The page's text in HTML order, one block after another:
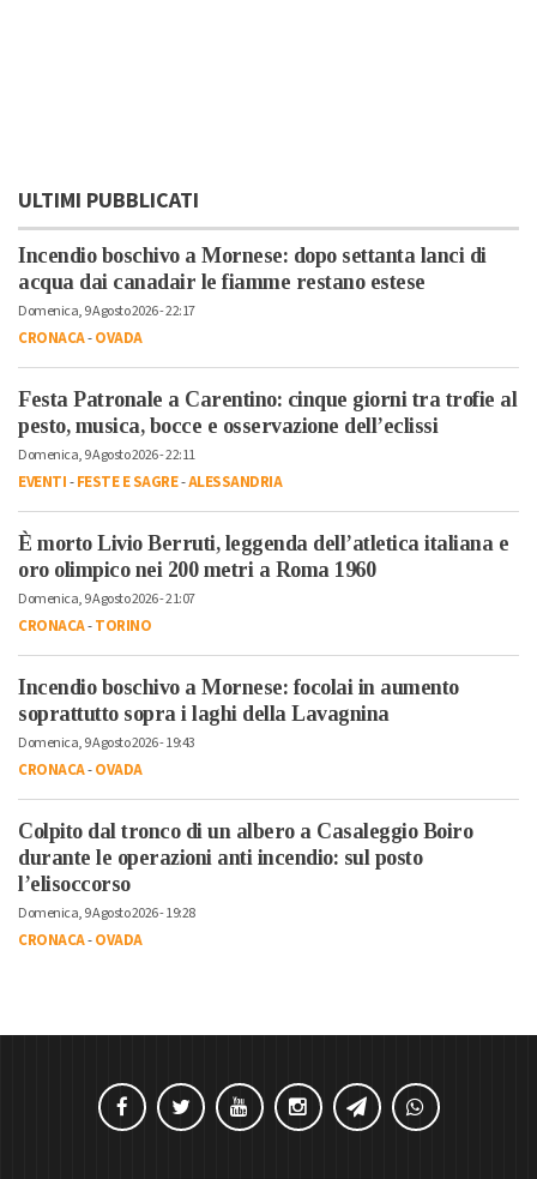
ULTIMI PUBBLICATI
Incendio boschivo a Mornese: dopo settanta lanci di
acqua dai canadair le fiamme restano estese
Domenica, 9 Agosto 2026 - 22:17
CRONACA-OVADA
Festa Patronale a Carentino: cinque giorni tra trofie al
pesto, musica, bocce e osservazione dell’eclissi
Domenica, 9 Agosto 2026 - 22:11
EVENTI-FESTE E SAGRE-ALESSANDRIA
È morto Livio Berruti, leggenda dell’atletica italiana e
oro olimpico nei 200 metri a Roma 1960
Domenica, 9 Agosto 2026 - 21:07
CRONACA-TORINO
Incendio boschivo a Mornese: focolai in aumento
soprattutto sopra i laghi della Lavagnina
Domenica, 9 Agosto 2026 - 19:43
CRONACA-OVADA
Colpito dal tronco di un albero a Casaleggio Boiro
durante le operazioni anti incendio: sul posto
l’elisoccorso
Domenica, 9 Agosto 2026 - 19:28
CRONACA-OVADA